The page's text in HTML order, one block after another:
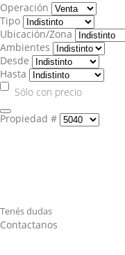
Operación
Tipo
Ubicación/Zona
Ambientes
Desde
Hasta
Sólo con precio
Propiedad #
Tenés dudas
Contactanos